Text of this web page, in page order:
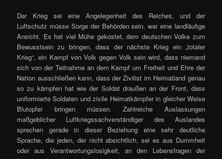
Der Krieg sei eine Angelegenheit des Reiches, und der
Luftschutz müsse Sorge der Behörden sein, war eine landläufige
Ansicht. Es hat viel Mühe gekostet, dem deutschen Volke zum
Bewusstsein zu bringen, dass der nächste Krieg ein „totaler
Krieg“, ein Kampf von Volk gegen Volk sein wird, dass niemand
sich von der Teilnahme an dem Kampf um Freiheit und Ehre der
Nation ausschließen kann, dass der Zivilist im Heimatland genau
so zu kämpfen hat wie der Soldat draußen an der Front, dass
uniformierte Soldaten und zivile Heimatkämpfer in gleicher Weise
Blutopfer bringen müssen. Zahlreiche Auslassungen
maßgeblicher Luftkriegssachverständiger des Auslandes
sprechen gerade in dieser Beziehung eine sehr deutliche
Sprache, die jeden, der nicht absichtlich, sei es aus Dummheit
oder aus Verantwortungslosigkeit, an den Lebensfragen der